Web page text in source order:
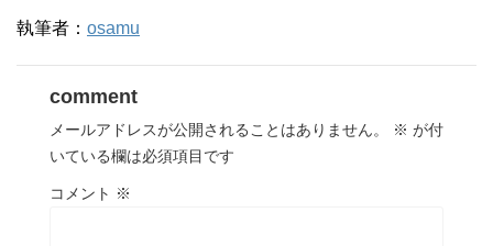
執筆者： osamu
comment
メールアドレスが公開されることはありません。 ※ が付
いている欄は必須項目です
コメント ※